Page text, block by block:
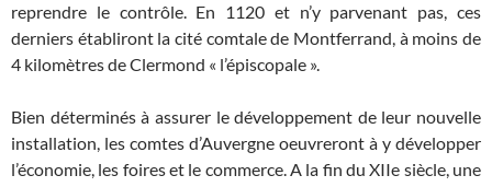
reprendre le contrôle. En 1120 et n’y parvenant pas, ces
derniers établiront la cité comtale de Montferrand, à moins de
4 kilomètres de Clermond « l’épiscopale ».
Bien déterminés à assurer le développement de leur nouvelle
installation, les comtes d’Auvergne oeuvreront à y développer
l’économie, les foires et le commerce. A la fin du XIIe siècle, une